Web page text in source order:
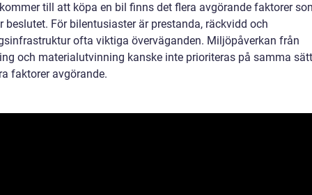
till att köpa en bil finns det flera avgörande faktorer
beslutet. För bilentusiaster är prestanda, räckvidd och
ofta viktiga överväganden. Miljöpåverkan från
och materialutvinning kanske inte prioriteras på samma
faktorer avgörande.